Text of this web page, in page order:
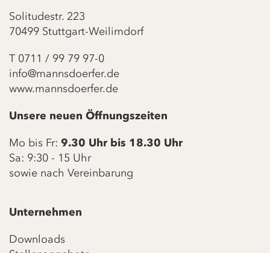
Solitudestr. 223
70499 Stuttgart-Weilimdorf
T 0711 / 99 79 97-0
info@mannsdoerfer.de
www.mannsdoerfer.de
Unsere neuen Öffnungszeiten
Mo bis Fr: 9.30 Uhr bis 18.30 Uhr
Sa: 9:30 - 15 Uhr
sowie nach Vereinbarung
Unternehmen
Downloads